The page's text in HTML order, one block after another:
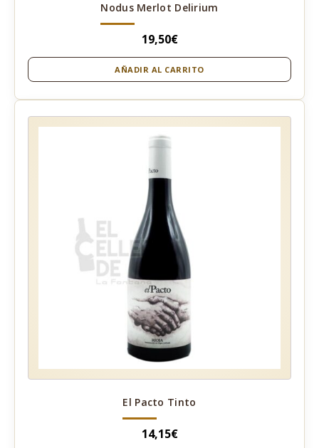
Nodus Merlot Delirium
19,50€
AÑADIR AL CARRITO
El Pacto Tinto
14,15€